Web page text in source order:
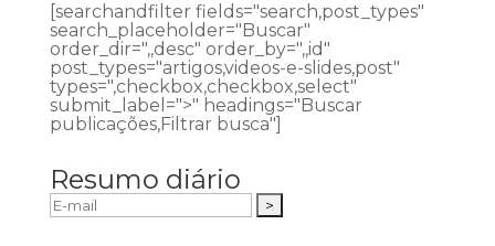
[searchandfilter fields="search,post_types"
search_placeholder="Buscar"
order_dir=",,desc" order_by=",,id"
post_types="artigos,videos-e-slides,post"
types=",checkbox,checkbox,select"
submit_label=">" headings="Buscar
publicações,Filtrar busca"]
Resumo diário